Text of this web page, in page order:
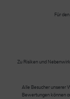
Für
Zu Risiken und
Alle Besucher unserer
Bewertungen können